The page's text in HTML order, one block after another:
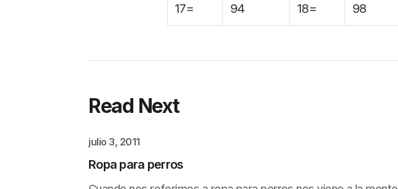
17= 94 18= 98
Read Next
julio 3, 2011
Ropa para perros